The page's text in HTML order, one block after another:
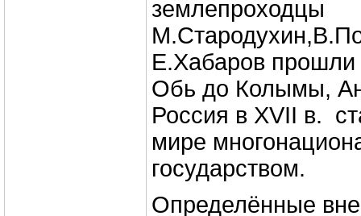
землепроходцы
Е.Хабаров прошли
Обь до Колымы,
Россия в XVII в.
мире
государством.
Определённые